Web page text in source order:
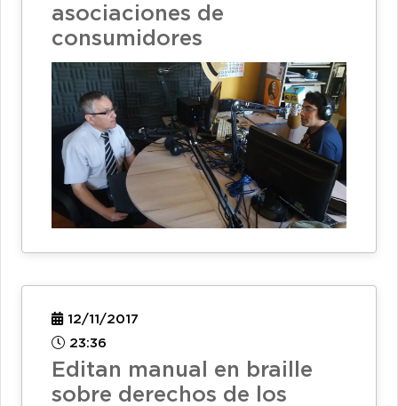
asociaciones de
consumidores
12/11/2017
23:36
Editan manual en braille
sobre derechos de los